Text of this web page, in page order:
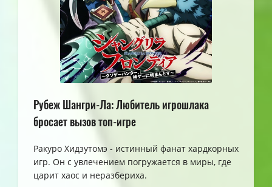
Рубеж Шангри-Ла: Любитель игрошлака
бросает вызов топ-игре
Ракуро Хидзутомэ - истинный фанат хардкорных
игр. Он с увлечением погружается в миры, где
царит хаос и неразбериха.